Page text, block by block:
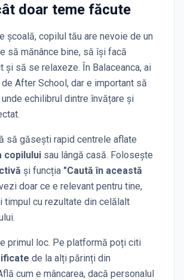
doar teme făcute
școală, copilul tău are nevoie de un
să mănânce bine, să își facă
și să se relaxeze. În Balaceanca, ai
After School, dar e important să
echilibrul dintre învățare și
să găsești rapid centrele aflate
copilului sau lângă casă. Folosește
și funcția "Caută în această
doar ce e relevant pentru tine,
timpul cu rezultate din celălalt
primul loc. Pe platformă poți citi
de la alți părinți din
cum e mâncarea, dacă personalul